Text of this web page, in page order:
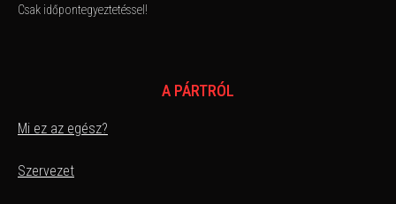
Csak időpontegyeztetéssel!
A PÁRTRÓL
Mi ez az egész?
Szervezet